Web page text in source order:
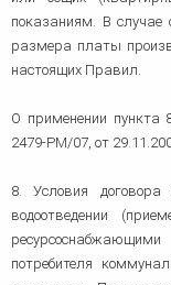
показаниям. В случае
размера платы
настоящих Правил.
О применении пункта
2479-РМ/07, от
8. Условия договора
водоотведении
потребителя